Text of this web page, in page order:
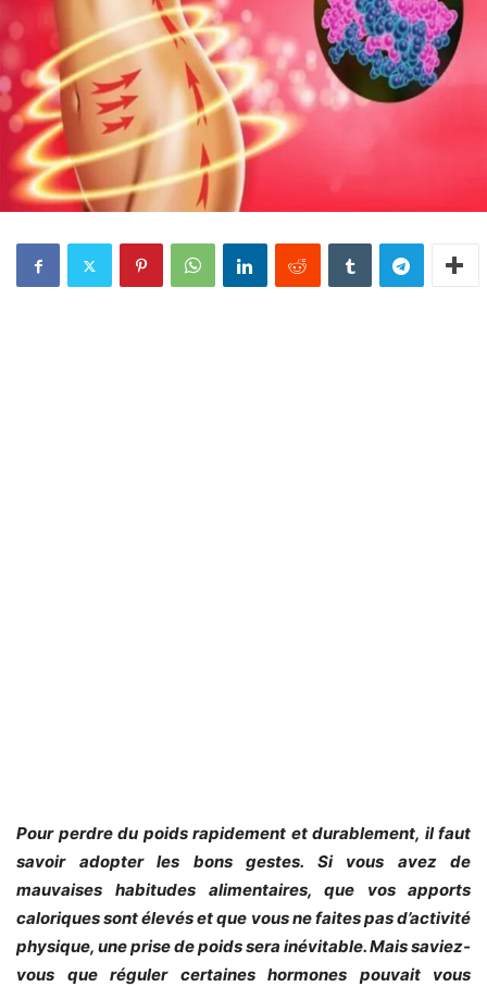
Pour perdre du poids rapidement et durablement, il faut
savoir adopter les bons gestes. Si vous avez de
mauvaises
habitudes alimentaires, que vos apports
caloriques sont élevés et que vous ne faites pas d’activité
physique, une prise de poids sera inévitable. Mais saviez-
vous que réguler certaines hormones pouvait vous